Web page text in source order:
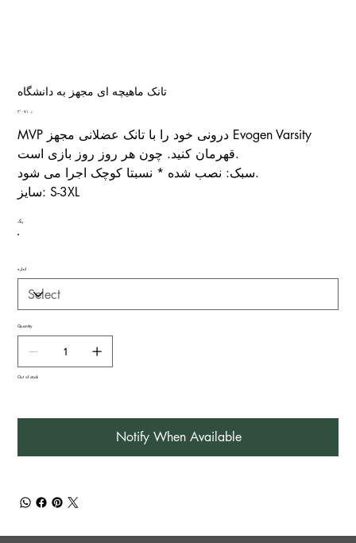
تانک ماهیچه ای مجهز به دانشگاه
Price؋ ۲٬۰۷۱
MVP درونی خود را با تانک عضلانی مجهز Evogen Varsity
قهرمان کنید. چون هر روز روز بازی است.
سبک: نصب شده * نسبتا کوچک اجرا می شود.
سایز: S-3XL
رنگ
اندازه
Quantity
Out of stock
Notify When Available